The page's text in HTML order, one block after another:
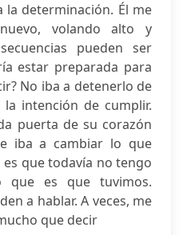
determinación. Él me
volando alto y
pueden ser
estar preparada para
No iba a detenerlo de
intención de cumplir.
puerta de su corazón
iba a cambiar lo que
que todavía no tengo
que es que tuvimos.
a hablar. A veces, me
que decir